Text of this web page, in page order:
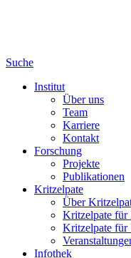
Suche
Institut
Über uns
Team
Karriere
Kontakt
Forschung
Projekte
Publikationen
Kritzelpate
Über
Kritzelpate für
Kritzelpate für
Infothek